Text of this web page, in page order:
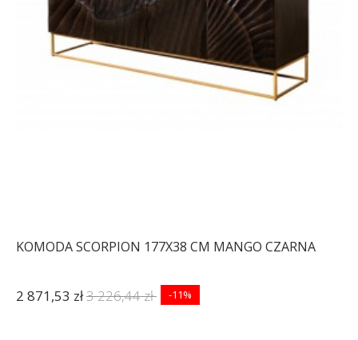
KOMODA SCORPION 177X38 CM MANGO CZARNA
2 871,53 zł3 226,44 zł -11%